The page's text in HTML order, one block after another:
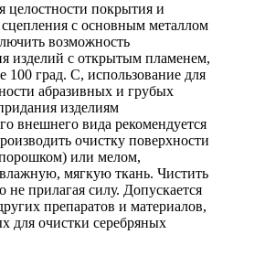
целостности покрытия и
с основным металлом
возможность
изделий с открытым пламенем,
100 град. С, использование для
абразивных и грубых
изделиям
внешнего вида рекомендуется
очистку поверхности
или мелом,
мягкую ткань. Чистить
не прилагая силу. Допускается
препаратов и материалов,
для очистки серебряных